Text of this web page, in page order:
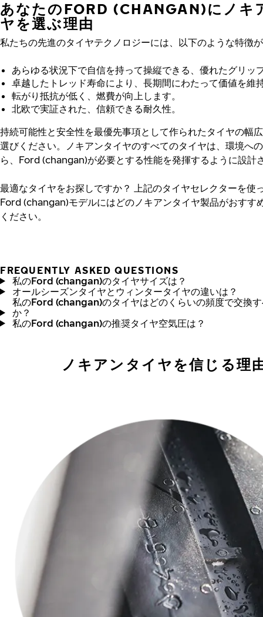
あなたのFORD (CHANGAN)にノキ
ヤを選ぶ理由
私たちの先進のタイヤテクノロジーには、以下のような特徴
あらゆる状況下で自信を持って操縦できる、優れたグリッ
卓越したトレッド寿命により、長期間にわたって価値を維
転がり抵抗が低く、燃費が向上します。
北欧で実証された、信頼できる耐久性。
持続可能性と安全性を最優先事項として作られたタイヤの幅
選びください。ノキアンタイヤのすべてのタイヤは、環境へ
ら、Ford (changan)が必要とする性能を発揮するように設計
最適なタイヤをお探しですか？
上記のタイヤセレクターを使
Ford (changan)モデルにはどのノキアンタイヤ製品がおすす
ください。
FREQUENTLY ASKED QUESTIONS
私のFord (changan)のタイヤサイズは？
オールシーズンタイヤとウィンタータイヤの違いは？
私のFord (changan)のタイヤはどのくらいの頻度で交換
か？
私のFord (changan)の推奨タイヤ空気圧は？
ノキアンタイヤを信じる理